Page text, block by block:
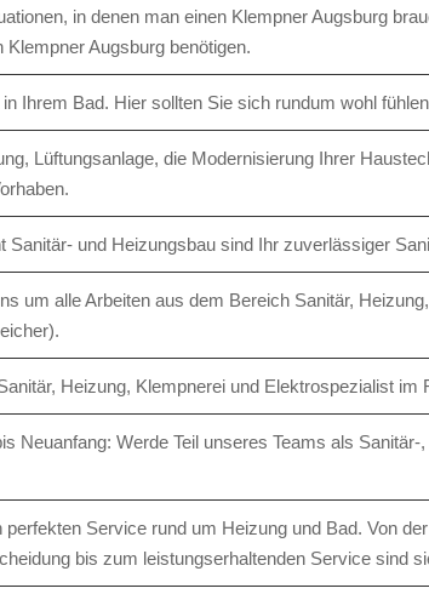
in denen man einen Klempner Augsburg
Klempner Augsburg benötigen.
in Ihrem Bad. Hier sollten Sie sich rundum wohl
Lüftungsanlage, die Modernisierung Ihrer
Sanitär- und Heizungsbau sind Ihr zuver­lässiger
um alle Arbeiten aus dem Bereich Sanitär,
Heizung, Klempnerei und Elektrospezialist im
Neuanfang: Werde Teil unseres Teams als
perfekten Service rund um Heizung und Bad. Von
bis zum leistungserhaltenden Service sind